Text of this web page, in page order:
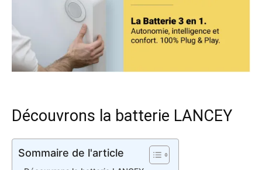
Découvrons la batterie LANCEY
Sommaire de l'article